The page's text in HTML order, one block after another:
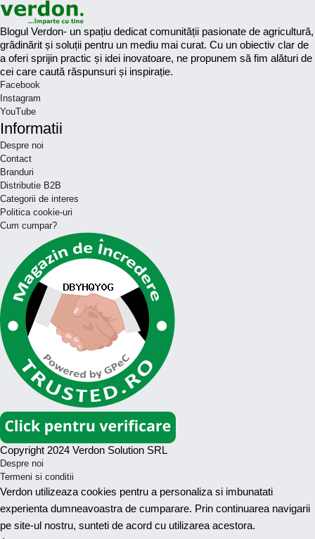
Blogul Verdon- un spațiu dedicat comunității pasionate de agricultură,
grădinărit și soluții pentru un mediu mai curat. Cu un obiectiv clar de
a oferi sprijin practic și idei inovatoare, ne propunem să fim alături de
cei care caută răspunsuri și inspirație.
Facebook
Instagram
YouTube
Informatii
Despre noi
Contact
Branduri
Distributie B2B
Categorii de interes
Politica cookie-uri
Cum cumpar?
Copyright 2024 Verdon Solution SRL
Despre noi
Termeni si conditii
Verdon utilizeaza cookies pentru a personaliza si imbunatati
experienta dumneavoastra de cumparare. Prin continuarea navigarii
pe site-ul nostru, sunteti de acord cu utilizarea acestora.